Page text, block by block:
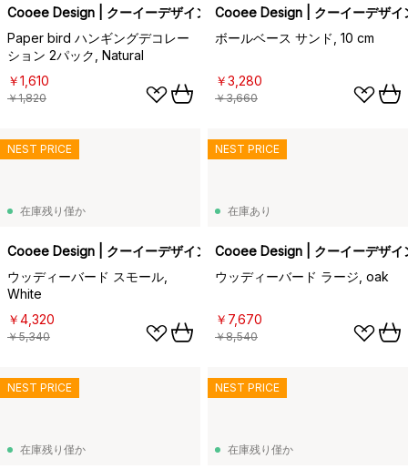
Cooee Design | クーイーデザイン
Paper bird ハンギングデコレー
ション 2パック, Natural
￥1,610
￥1,820
Cooee Design | クーイーデザイ
ボールベース サンド, 10 cm
￥3,280
￥3,660
在庫残り僅か
Cooee Design | クーイーデザイン
ウッディーバード スモール,
White
￥4,320
￥5,340
NEST PRICE
在庫あり
Cooee Design | クーイーデザイ
ウッディーバード ラージ, oak
￥7,670
￥8,540
NEST PRICE
在庫残り僅か
NEST PRICE
在庫残り僅か
NEST PRICE